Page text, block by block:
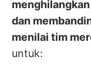
dan
menilai tim
untuk: